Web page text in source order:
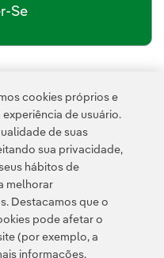
Se
e pela Política de
Serviço do Google
Informação legal
cookies próprios e
de usuário.
de suas
sua privacidade,
hábitos de
melhorar
Destacamos que o
pode afetar o
(por exemplo, a
informações,